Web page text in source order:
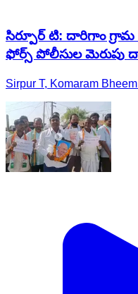
సిర్పూర్ టి: దారిగాం
ఫోర్స్ పోలీసుల మెరుపు
Sirpur T, Komaram